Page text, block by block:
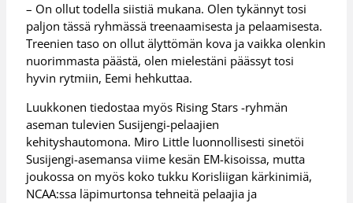
– On ollut todella siistiä mukana. Olen tykännyt tosi
paljon tässä ryhmässä treenaamisesta ja pelaamisesta.
Treenien taso on ollut älyttömän kova ja vaikka olenkin
nuorimmasta päästä, olen mielestäni päässyt tosi
hyvin rytmiin, Eemi hehkuttaa.
Luukkonen tiedostaa myös Rising Stars -ryhmän
aseman tulevien Susijengi-pelaajien
kehityshautomona. Miro Little luonnollisesti sinetöi
Susijengi-asemansa viime kesän EM-kisoissa, mutta
joukossa on myös koko tukku Korisliigan kärkinimiä,
NCAA:ssa läpimurtonsa tehneitä pelaajia ja